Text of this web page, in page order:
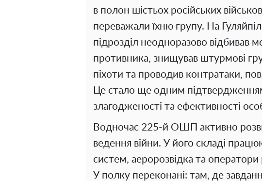
в полон шістьох російських
переважали їхню групу. На
підрозділ неодноразово відбивав
противника, знищував штурмові
піхоти та проводив контратаки,
Це стало ще одним
злагодженості та ефективності
Водночас 225-й ОШП активно
ведення війни. У його складі
систем, аеророзвідка та
У полку переконані: там, де